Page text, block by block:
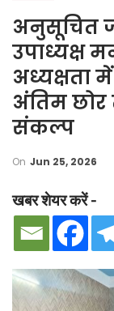
अनुसूचित
उपाध्यक्ष
अध्यक्षता
अंतिम
संकल्प
On Jun 25, 2026
खबर शेयर करें -